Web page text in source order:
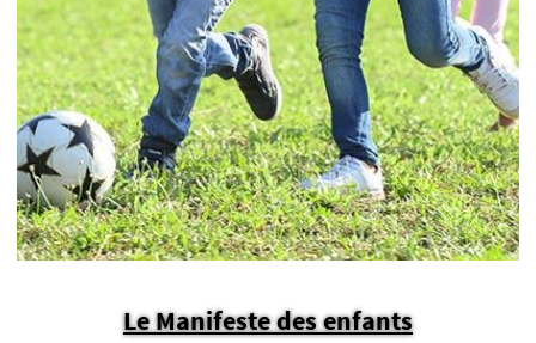
Le Manifeste des enfants